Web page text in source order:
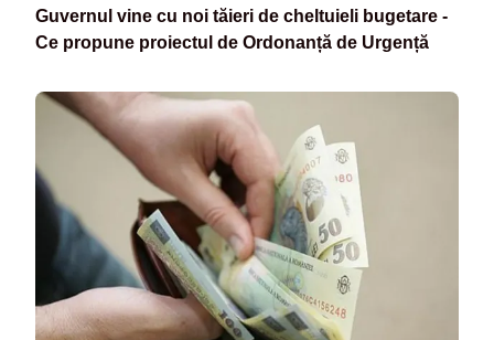
Guvernul vine cu noi tăieri de cheltuieli bugetare -
Ce propune proiectul de Ordonanță de Urgență